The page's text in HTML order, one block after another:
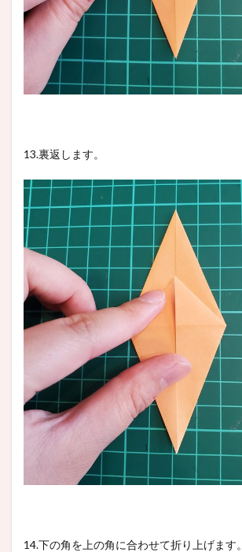
13.裏返します。
14.下の角を上の角に合わせて折り上げます。